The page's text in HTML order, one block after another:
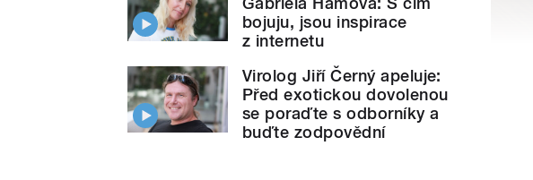
bojuju, jsou inspirace
z internetu
Virolog Jiří Černý apeluje:
Před exotickou dovolenou
se poraďte s odborníky a
buďte zodpovědní